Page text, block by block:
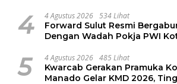
Dikmen Nasional 2026
4 4 Agustus 2026 534 Lihat
Forward Sulut Resmi
Dengan Wadah Pokja PWI
5 4 Agustus 2026 485 Lihat
Kwarcab Gerakan Pramuka
Manado Gelar KMD 2026,